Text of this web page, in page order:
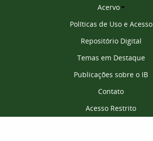
Acervo
Políticas de Uso e Acesso
Repositório Digital
Temas em Destaque
Publicações sobre o IB
Contato
Acesso Restrito